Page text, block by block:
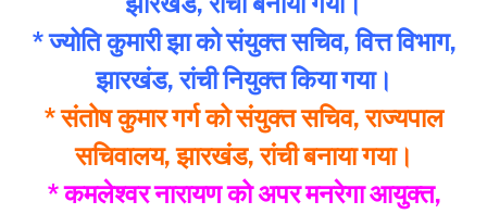
* ज्योति कुमारी झा को संयुक्त सचिव, वित्त विभाग,
झारखंड, रांची नियुक्त किया गया।
* संतोष कुमार गर्ग को संयुक्त सचिव, राज्यपाल
सचिवालय, झारखंड, रांची बनाया गया।
* कमलेश्वर नारायण को अपर मनरेगा आयुक्त,